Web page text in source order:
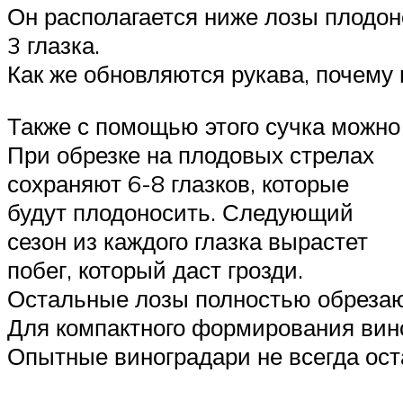
Он располагается ниже лозы
3 глазка.
Как же обновляются рукава,
Также с помощью этого сучка
При обрезке на плодовых стрелах
сохраняют 6-8 глазков, которые
будут плодоносить. Следующий
сезон из каждого глазка вырастет
побег, который даст грозди.
Остальные лозы полностью
Для компактного формирования
Опытные виноградари не всегда